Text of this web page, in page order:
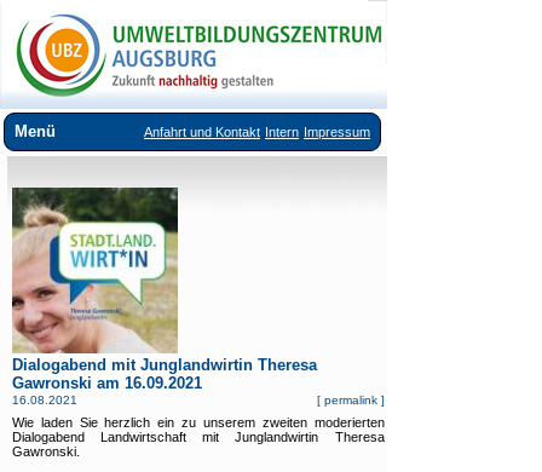
Anfahrt und Kontakt Intern Impressum
Menü
Veranstaltungsangebote
Ausstellungen im UBZ
Vermietung Seminarräume
Downloads
Links
Dialogabend mit Junglandwirtin Theresa
Gawronski am 16.09.2021
[ permalink]
16.08.2021
Wie laden Sie herzlich ein zu unserem zweiten moderierten
Dialogabend Landwirtschaft mit Junglandwirtin Theresa
Gawronski.